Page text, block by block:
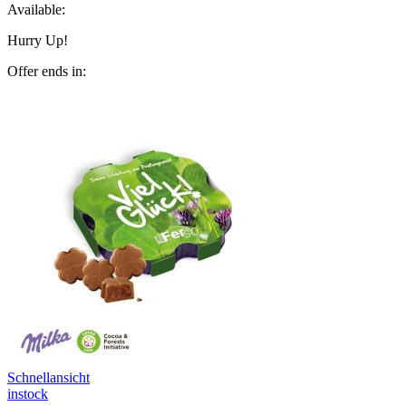
Available:
Hurry Up!
Offer ends in:
Schnellansicht
instock